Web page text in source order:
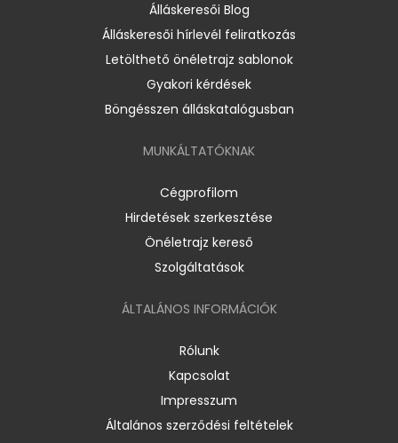
Álláskeresői Blog
Álláskeresői hírlevél feliratkozás
Letölthető önéletrajz sablonok
Gyakori kérdések
Böngésszen álláskatalógusban
MUNKÁLTATÓKNAK
Cégprofilom
Hirdetések szerkesztése
Önéletrajz kereső
Szolgáltatások
ÁLTALÁNOS INFORMÁCIÓK
Rólunk
Kapcsolat
Impresszum
Általános szerződési feltételek